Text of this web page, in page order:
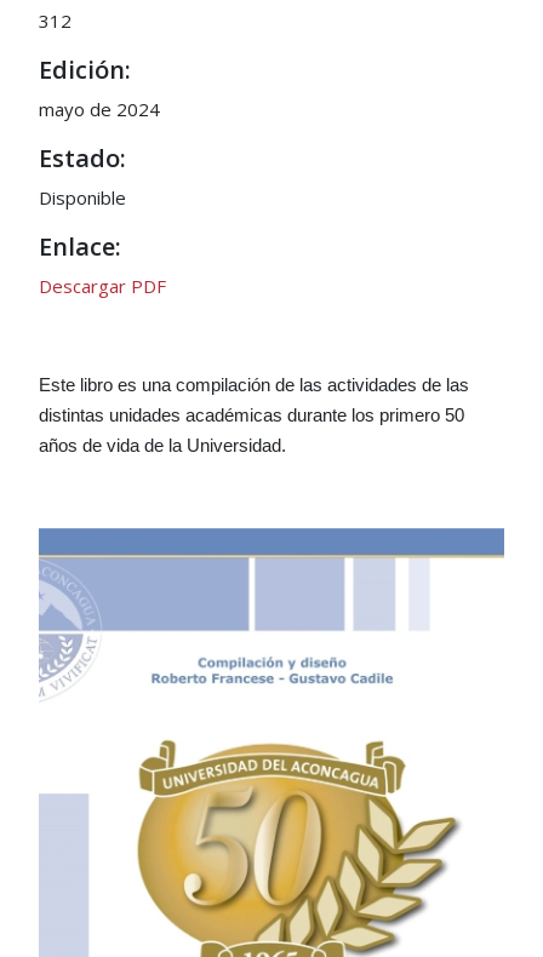
312
Edición:
mayo de 2024
Estado:
Disponible
Enlace:
Descargar PDF
Este libro es una compilación de las actividades de las
distintas unidades académicas durante los primero 50
años de vida de la Universidad.